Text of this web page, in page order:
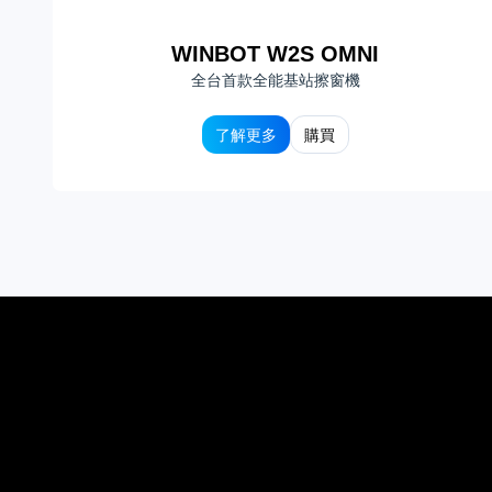
WINBOT W2S OMNI
全台首款全能基站擦窗機
了解更多 購買